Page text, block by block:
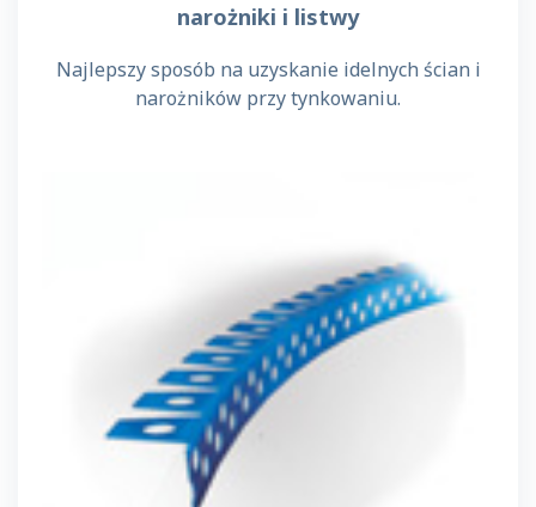
narożniki i listwy
Najlepszy sposób na uzyskanie idelnych ścian i
narożników przy tynkowaniu.